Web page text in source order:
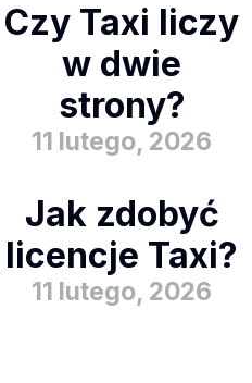
Czy Taxi liczy
w dwie
strony?
11 lutego, 2026
Jak zdobyć
licencje Taxi?
11 lutego, 2026